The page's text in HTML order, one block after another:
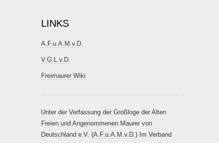
LINKS
A.F.u.A.M.v.D.
V.G.L.v.D.
Freimaurer Wiki
Unter der Verfassung der Großloge der Alten
Freien und Angenommenen Maurer von
Deutschland e.V. (A.F.u.A.M.v.D.) Im Verband